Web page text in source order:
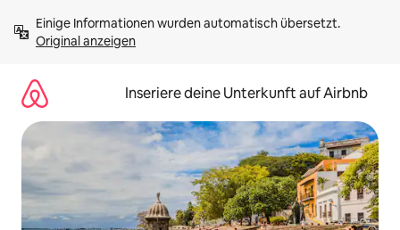
Inhalten
springenOriginal anzeigen
Inseriere deine Unterkunft auf Airbnb